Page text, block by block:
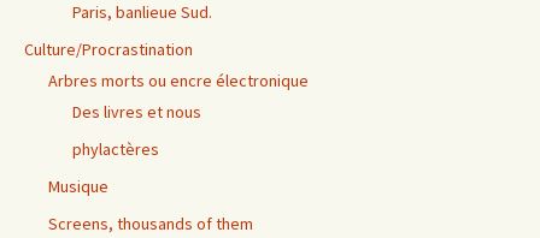
Paris, banlieue Sud.
Culture/Procrastination
Arbres morts ou encre électronique
Des livres et nous
phylactères
Musique
Screens, thousands of them